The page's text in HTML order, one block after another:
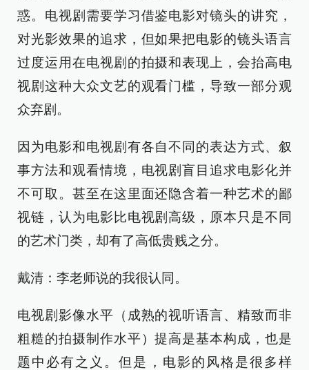
惑。电视剧需要学习借鉴电影对镜头的讲究，
对光影效果的追求，但如果把电影的镜头语言
过度运用在电视剧的拍摄和表现上，会抬高电
视剧这种大众文艺的观看门槛，导致一部分观
众弃剧。
因为电影和电视剧有各自不同的表达方式、叙
事方法和观看情境，电视剧盲目追求电影化并
不可取。甚至在这里面还隐含着一种艺术的鄙
视链，认为电影比电视剧高级，原本只是不同
的艺术门类，却有了高低贵贱之分。
戴清：李老师说的我很认同。
电视剧影像水平（成熟的视听语言、精致而非
粗糙的拍摄制作水平）提高是基本构成，也是
题中必有之义。但是，电影的风格是很多样